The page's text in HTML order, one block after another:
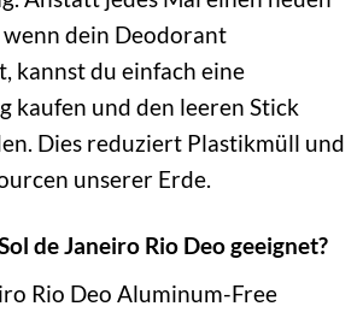
wenn dein Deodorant
kannst du einfach eine
kaufen und den leeren Stick
Dies reduziert Plastikmüll und
unserer Erde.
de Janeiro Rio Deo geeignet?
Rio Deo Aluminum-Free